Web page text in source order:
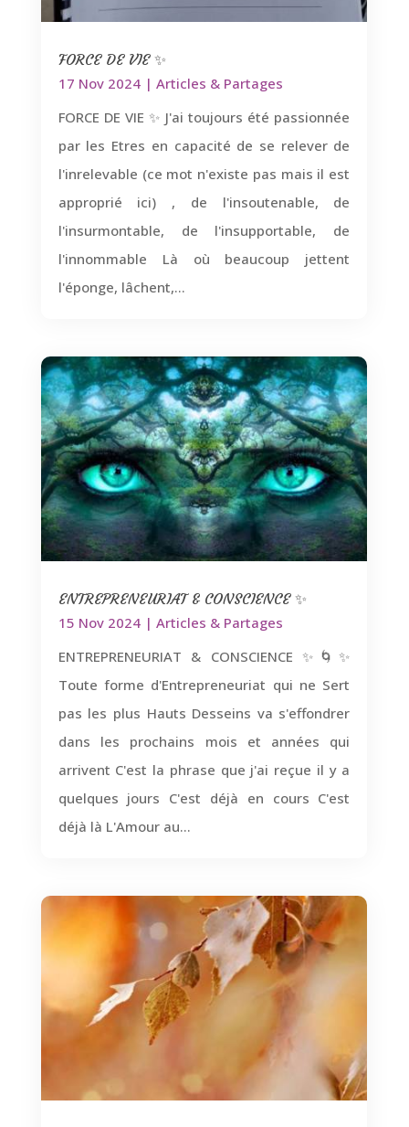
FORCE DE VIE ✨
17 Nov 2024| Articles & Partages
FORCE DE VIE ✨ J'ai toujours été passionnée
par les Etres en capacité de se relever de
l'inrelevable (ce mot n'existe pas mais il est
approprié ici) , de l'insoutenable, de
l'insurmontable, de l'insupportable, de
l'innommable Là où beaucoup jettent
l'éponge, lâchent,...
ENTREPRENEURIAT & CONSCIENCE ✨
15 Nov 2024| Articles & Partages
ENTREPRENEURIAT & CONSCIENCE ✨🌀✨
Toute forme d'Entrepreneuriat qui ne Sert
pas les plus Hauts Desseins va s'effondrer
dans les prochains mois et années qui
arrivent C'est la phrase que j'ai reçue il y a
quelques jours C'est déjà en cours C'est
déjà là L'Amour au...